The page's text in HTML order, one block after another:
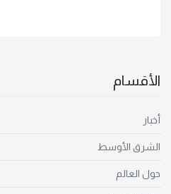
الأقسام
أخبار
الشرق الأوسط
حول العالم